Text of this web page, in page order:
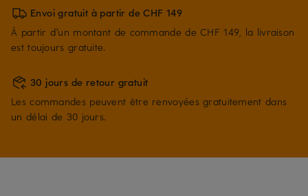
Envoi gratuit à partir de CHF 149
À partir d'un montant de commande de CHF 149, la livraison
est toujours gratuite.
30 jours de retour gratuit
Les commandes peuvent être renvoyées gratuitement dans
un délai de 30 jours.